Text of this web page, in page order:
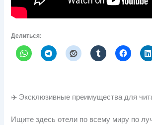
Делиться:
✈️ Эксклюзивные преимущества для
Ищите здесь отели по всему миру по